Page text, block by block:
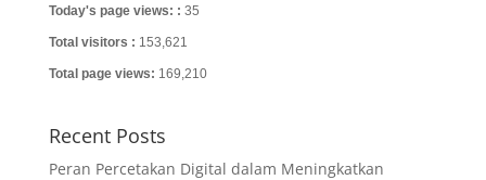
Today's page views: : 35
Total visitors : 153,621
Total page views: 169,210
Recent Posts
Peran Percetakan Digital dalam Meningkatkan